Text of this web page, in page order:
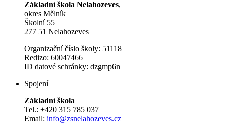
Základní škola Nelahozeves,
okres Mělník
Školní 55
277 51 Nelahozeves
Organizační číslo školy: 51118
Redizo: 60047466
ID datové schránky: dzgmp6n
Spojení
Základní škola
Tel.: +420 315 785 037
Email: info@zsnelahozeves.cz